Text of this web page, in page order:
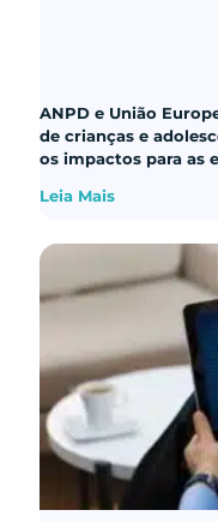
ANPD e União
de crianças e
os impactos para as
Leia Mais